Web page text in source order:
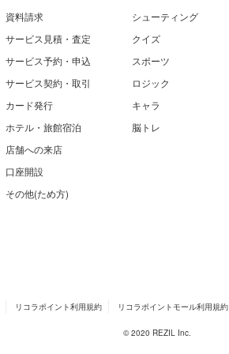
資料請求
サービス見積・査定
サービス予約・申込
サービス契約・取引
カード発行
ホテル・旅館宿泊
店舗への来店
口座開設
その他(ため方)
シューティング
クイズ
スポーツ
ロジック
キャラ
脳トレ
リコラポイント利用規約 リコラポイントモール利用規約
© 2020 REZIL Inc.